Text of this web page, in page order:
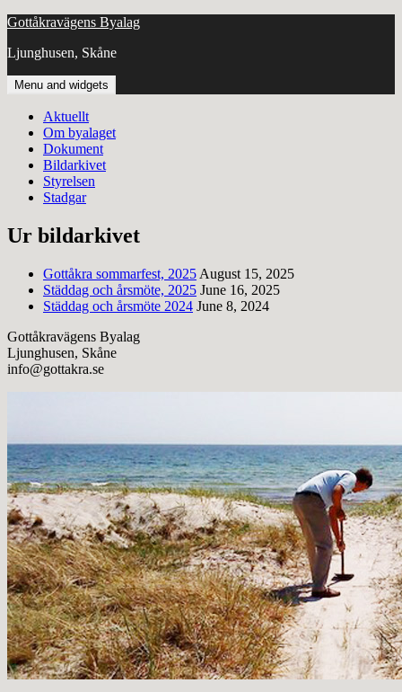
Skip
content
Gottåkravägens Byalag
Ljunghusen, Skåne
Menu and widgets
Aktuellt
Om byalaget
Dokument
Bildarkivet
Styrelsen
Stadgar
Ur bildarkivet
Gottåkra sommarfest, 2025 August 15, 2025
Städdag och årsmöte, 2025 June 16, 2025
Städdag och årsmöte 2024 June 8, 2024
Gottåkravägens Byalag
Ljunghusen, Skåne
info@gottakra.se